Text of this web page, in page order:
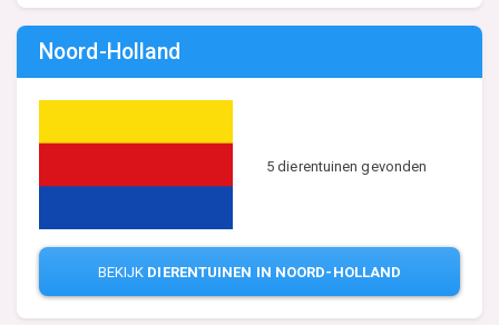
Noord-Holland
5 dierentuinen gevonden
BEKIJK DIERENTUINEN IN NOORD-HOLLAND